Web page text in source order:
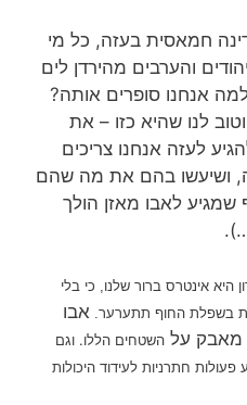
חמאסית בעזה, כל מי
והערבים מהירדן לים
אנחנו סופרים אותה?
לנו שהיא כזו – את
לעזה אנחנו צריכים
ושיעשו בהם את מה שהם
לאבו מאזן הולך
היא אינטרס ברור שלנו, כי בלי
בשפלת החוף תתערער. אבו
מאבק על השטחים הללו. וגם
חתרניות לעידוד היכולות